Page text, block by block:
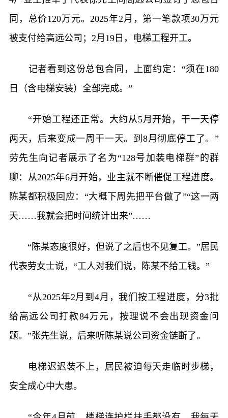
同，总价120万元。2025年2月，第一笔款项30万元
被支付给高远公司；2月19日，电梯工程开工。
记者看到这份总包合同，上面约定：“须在180
日（含电梯安装）全部完成。”
“开始工程还正常。大约从5月开始，干一天停
两天，后来变成一周干一天。到8月彻底停工了。”
劳先生向记者展示了名为“128号加装电梯群”的群
聊：从2025年6月开始，业主就不断催促工程进度。
陈某都积极回应：“大概下周先把平台做了”“这一两
天……我就会把时间统计出来”……
“陈某态度很好，但说了之后也不见复工。”居民
代表劳女士说，“工人对我们说，陈某不给工钱。”
“从2025年2月到4月，我们按工程进度，分3批
给高远公司打款84万元，按理说不会出现资金问
题。”张先生说，后来听陈某说公司资金链断了。
电梯迟迟装不上，居民被迫每天走临时步梯，
安全成心中大患。